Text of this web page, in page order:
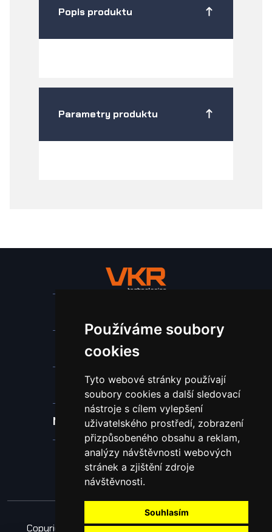
Používáme soubory
cookies
Tyto webové stránky používají
soubory cookies a další sledovací
nástroje s cílem vylepšení
uživatelského prostředí, zobrazení
přizpůsobeného obsahu a reklam,
analýzy návštěvnosti webových
stránek a zjištění zdroje
návštěvnosti.
Souhlasím
Popis produktu
Parametry produktu
Nástroje pro ohraňovací lisy
Spotřební materiál a nástroje
Náhradní díly pro vodní paprsek
Laserové svařování
Copyright © 2026 Všechna práva vyhrazena